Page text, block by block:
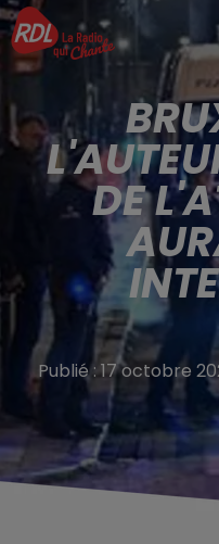
DE
Publié : 17 octobre